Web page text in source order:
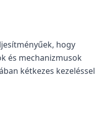
hogy
és mechanizmusok
kétkezes kezeléssel